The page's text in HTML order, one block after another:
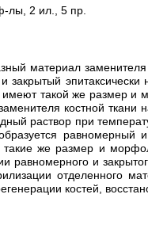
лы, 2 ил., 5 пр.
материал
такой же размер
костной
раствор при
равномерный
же размер и
равномерного и
отделенного
костей,